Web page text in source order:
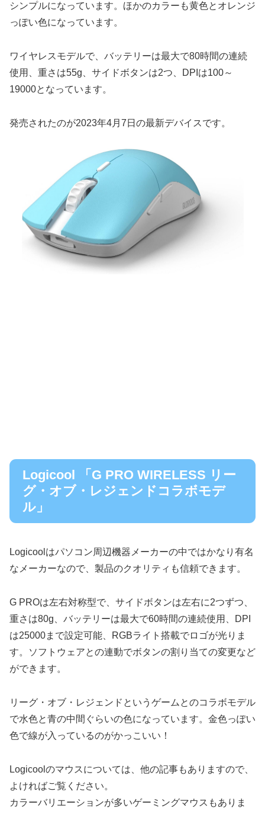
シンプルになっています。ほかのカラーも黄色とオレンジ
っぽい色になっています。
ワイヤレスモデルで、バッテリーは最大で80時間の連続
使用、重さは55g、サイドボタンは2つ、DPIは100～
19000となっています。
発売されたのが2023年4月7日の最新デバイスです。
Logicool 「G PRO WIRELESS リー
グ・オブ・レジェンドコラボモデ
ル」
Logicoolはパソコン周辺機器メーカーの中ではかなり有名
なメーカーなので、製品のクオリティも信頼できます。
G PROは左右対称型で、サイドボタンは左右に2つずつ、
重さは80g、バッテリーは最大で60時間の連続使用、DPI
は25000まで設定可能、RGBライト搭載でロゴが光りま
す。ソフトウェアとの連動でボタンの割り当ての変更など
ができます。
リーグ・オブ・レジェンドというゲームとのコラボモデル
で水色と青の中間ぐらいの色になっています。金色っぽい
色で線が入っているのがかっこいい！
Logicoolのマウスについては、他の記事もありますので、
よければご覧ください。
カラーバリエーションが多いゲーミングマウスもありま